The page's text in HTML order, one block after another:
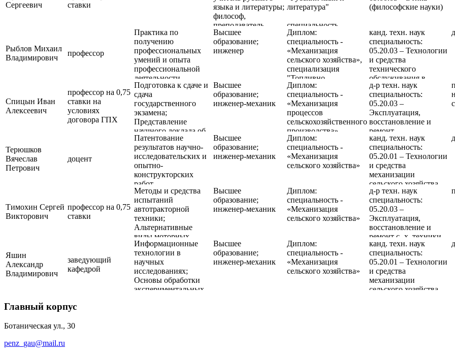
деятельности
(научно-
исследовательская
практика);;Научно-
исследовательская
деятельность и
подготовка научно-
квалификационной
работы (диссерта-
ции) на соискание
ученой степени
кандидата наук;
Представление
научного доклада об
основных результатах
подготовленной
научно-
квалификационной
работы (диссертации
Сергеевич
ставки
языка и литературы;
философ,
преподаватель
философии
литература"
специальность -
"Философия"
(философские науки)
Рыблов Михаил
Владимирович
профессор
Практика по
получению
профессиональных
умений и опыта
профессиональной
деятельности
(педагогическая
практика); Практика
по получению
профессиональных
умений и опыта
профессиональной
деятельности
(научно-
исследовательская
практика);Научно-
исследовательская
деятельность и
подготовка научно-
квалификационной
работы (диссерта-
ции) на соискание
ученой степени
кандидата
наук;Представление
научного доклада об
основных результатах
подготовленной
научно-
Высшее
образование;
инженер
Диплом:
специальность -
«Механизация
сельского хозяйства»,
специализация
"Топливно-
заправочные
комплексы и
нефтесклады"
канд. техн. наук
специальность:
05.20.03 – Технологии
и средства
технического
обслуживания в
сельском хозяйстве
Спицын Иван
Алексеевич
профессор на 0,75
ставки на
условиях
договора ГПХ
Подготовка к сдаче и
сдача
государственного
экзамена;
Представление
научного доклада об
основных результатах
подготовленной
научно-
квалификационной
работы (диссертации)
Высшее
образование;
инженер-механик
Диплом:
специальность -
«Механизация
процессов
сельскохозяйственного
производства»
д-р техн. наук
специальность:
05.20.03 –
Эксплуатация,
восстановление и
ремонт
сельскохозяйственной
техники
Терюшков
Вячеслав
Петрович
доцент
Патентование
результатов научно-
исследовательских и
опытно-
конструкторских
работ
Высшее
образование;
инженер-механик
Диплом:
специальность -
«Механизация
сельского хозяйства»
канд. техн. наук
специальность:
05.20.01 – Технологии
и средства
механизации
сельского хозяйства
Тимохин Сергей
Викторович
профессор на 0,75
ставки
Методы и средства
испытаний
автотракторной
техники;
Альтернативные
виды моторных
топлив
Высшее
образование;
инженер-механик
Диплом:
специальность -
«Механизация
сельского хозяйства»
д-р техн. наук
специальность:
05.20.03 –
Эксплуатация,
восстановление и
ремонт с.-х. техники
05.04.02 – Тепловые
двигатели
Яшин
Александр
Владимирович
заведующий
кафедрой
Информационные
технологии в
научных
исследованиях;
Основы обработки
экспериментальных
Высшее
образование;
инженер-механик
Диплом:
специальность -
«Механизация
сельского хозяйства»
канд. техн. наук
специальность:
05.20.01 – Технологии
и средства
механизации
сельского хозяйства
Главный корпус
Ботаническая ул., 30
penz_gau@mail.ru